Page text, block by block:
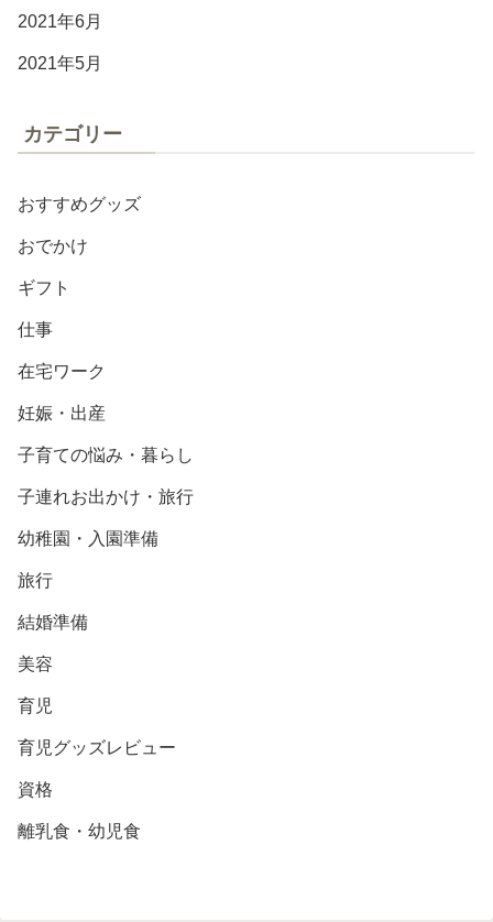
2021年6月
2021年5月
カテゴリー
おすすめグッズ
おでかけ
ギフト
仕事
在宅ワーク
妊娠・出産
子育ての悩み・暮らし
子連れお出かけ・旅行
幼稚園・入園準備
旅行
結婚準備
美容
育児
育児グッズレビュー
資格
離乳食・幼児食